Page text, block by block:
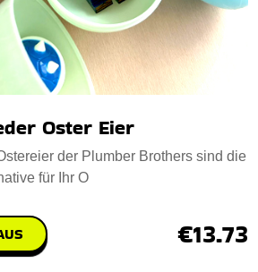
Oster Eier
der Plumber Brothers sind die
für Ihr O
€13.73